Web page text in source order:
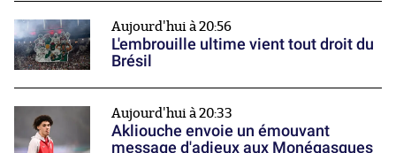
Aujourd'hui à 20:56
L'embrouille ultime vient tout droit du
Brésil
Aujourd'hui à 20:33
Akliouche envoie un émouvant
message d'adieux aux Monégasques